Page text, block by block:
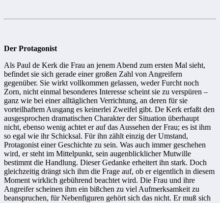
Der Protagonist
Als Paul de Kerk die Frau an jenem Abend zum ersten Mal sieht,
befindet sie sich gerade einer großen Zahl von Angreifern
gegenüber. Sie wirkt vollkommen gelassen, weder Furcht noch
Zorn, nicht einmal besonderes Interesse scheint sie zu verspüren –
ganz wie bei einer alltäglichen Verrichtung, an deren für sie
vorteilhaftem Ausgang es keinerlei Zweifel gibt. De Kerk erfaßt den
ausgesprochen dramatischen Charakter der Situation überhaupt
nicht, ebenso we­nig achtet er auf das Aussehen der Frau; es ist ihm
so egal wie ihr Schicksal. Für ihn zählt einzig der Umstand,
Protagonist einer Geschichte zu sein. Was auch immer geschehen
wird, er steht im Mittelpunkt, sein augenblicklicher Mut­wil­le
bestimmt die Handlung. Dieser Gedanke erheitert ihn stark. Doch
gleichzeitig drängt sich ihm die Frage auf, ob er eigentlich in diesem
Moment wirklich gebührend beachtet wird. Die Frau und ihre
Angreifer scheinen ihm ein bißchen zu viel Aufmerksamkeit zu
beanspruchen, für Nebenfiguren ge­hör­­t sich das nicht. Er muß sich